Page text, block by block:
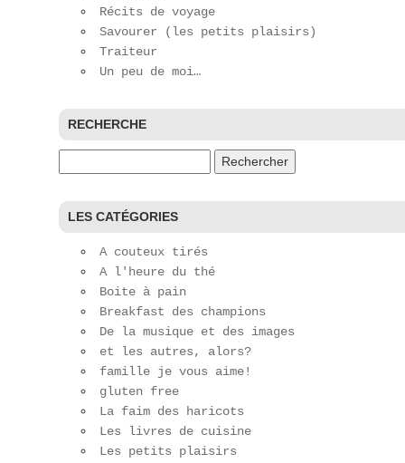
Récits de voyage
Savourer (les petits plaisirs)
Traiteur
Un peu de moi…
RECHERCHE
LES CATÉGORIES
A couteux tirés
A l'heure du thé
Boite à pain
Breakfast des champions
De la musique et des images
et les autres, alors?
famille je vous aime!
gluten free
La faim des haricots
Les livres de cuisine
Les petits plaisirs